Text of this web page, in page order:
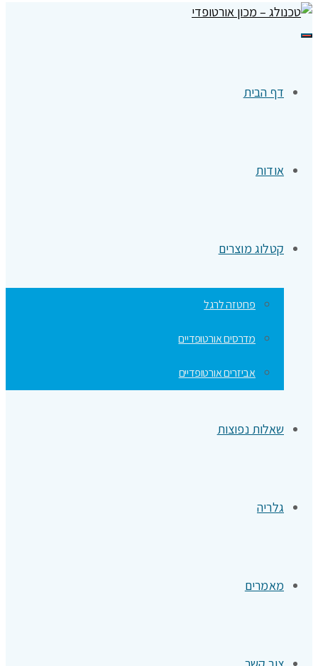
תפריט
דף הבית
אודות
קטלוג מוצרים
פרוטזה לרגל
מדרסים אורטופדיים
אביזרים אורטופדיים
שאלות נפוצות
גלריה
מאמרים